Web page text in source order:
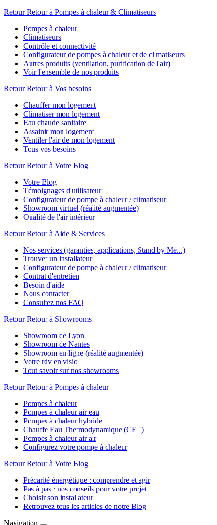
Retour Retour à Pompes à chaleur & Climatiseurs
Pompes à chaleur
Climatiseurs
Contrôle et connectivité
Configurateur de pompes à chaleur et de climatiseurs
Autres produits (ventilation, purification de l'air)
Voir l'ensemble de nos produits
Retour Retour à Vos besoins
Chauffer mon logement
Climatiser mon logement
Eau chaude sanitaire
Assainir mon logement
Ventiler l'air de mon logement
Tous vos besoins
Retour Retour à Votre Blog
Votre Blog
Témoignages d'utilisateur
Configurateur de pompe à chaleur / climatiseur
Showroom virtuel (réalité augmentée)
Qualité de l'air intérieur
Retour Retour à Aide & Services
Nos services (garanties, applications, Stand by Me...)
Trouver un installateur
Configurateur de pompe à chaleur / climatiseur
Contrat d'entretien
Besoin d'aide
Nous contacter
Consultez nos FAQ
Retour Retour à Showrooms
Showroom de Lyon
Showroom de Nantes
Showroom en ligne (réalité augmentée)
Votre rdv en visio
Tout savoir sur nos showrooms
Retour Retour à Pompes à chaleur
Pompes à chaleur
Pompes à chaleur air eau
Pompes à chaleur hybride
Chauffe Eau Thermodynamique (CET)
Pompes à chaleur air air
Configurez votre pompe à chaleur
Retour Retour à Votre Blog
Précarité énergétique : comprendre et agir
Pas à pas : nos conseils pour votre projet
Choisir son installateur
Retrouvez tous les articles de notre Blog
Navigation